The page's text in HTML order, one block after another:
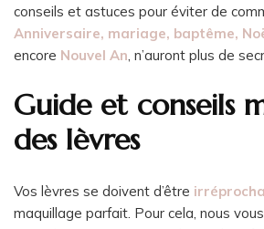
conseils et astuces pour éviter de
Anniversaire, mariage, baptême,
encore Nouvel An, n’auront plus de
Guide et conseils
des lèvres
Vos lèvres se doivent d’être
maquillage parfait. Pour cela, nous